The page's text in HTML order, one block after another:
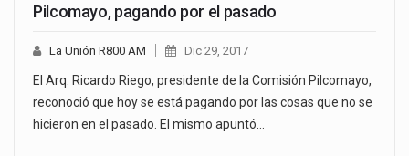
Pilcomayo, pagando por el pasado
La Unión R800 AM Dic 29, 2017
El Arq. Ricardo Riego, presidente de la Comisión Pilcomayo,
reconoció que hoy se está pagando por las cosas que no se
hicieron en el pasado. El mismo apuntó…